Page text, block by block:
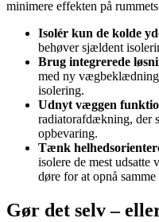
minimere effekten på
Isolér kun de kolde
behøver sjældent
Brug integrerede
med ny
isolering.
Udnyt væggen
radiatorafdækning, der
opbevaring.
Tænk
isolere de mest
døre for at opnå
Gør det selv –